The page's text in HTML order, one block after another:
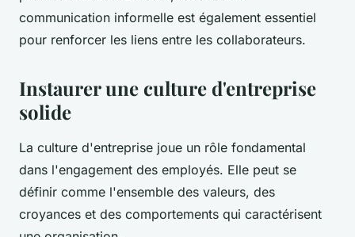
communication informelle est également essentiel
pour renforcer les liens entre les collaborateurs.
Instaurer une culture d'entreprise
solide
La culture d'entreprise joue un rôle fondamental
dans l'engagement des employés. Elle peut se
définir comme l'ensemble des valeurs, des
croyances et des comportements qui caractérisent